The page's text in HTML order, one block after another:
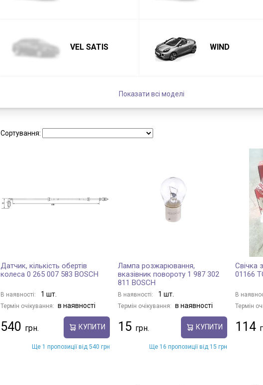
VEL SATIS WIND
Показати всі моделі
Сортування:
Датчик, кількість обертів
колеса 0 265 007 583 BOSCH
В наявності: 1 шт.
Термін очікування: в наявності
540 КУПИТИ
Ще 1 пропозиції від 540 грн
Лампа розжарювання,
вказівник повороту 1 987 302
811 BOSCH
В наявності: 1 шт.
Термін очікування: в наявності
15 КУПИТИ
Ще 16 пропозиції від 15 грн
Свічка
01166
В
Термін
114